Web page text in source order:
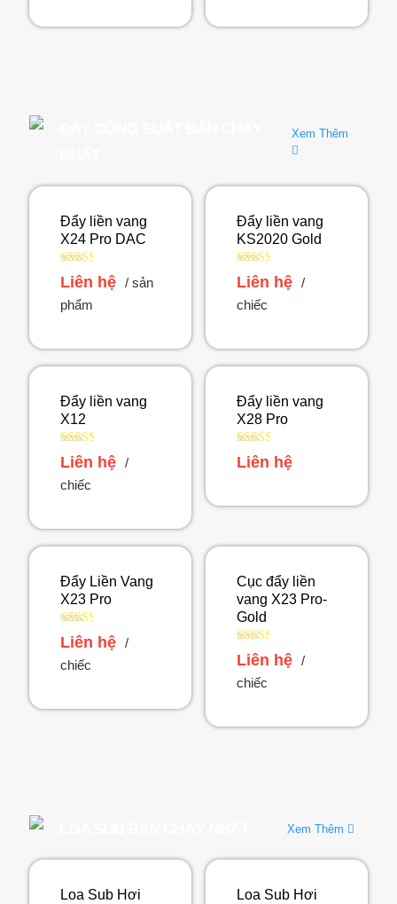
5 sao
5 sao
Xem Thêm
Đẩy liền vang
X24 Pro DAC
Được
xếp
hạng
2.47
Liên hệ / sản
phẩm
Đẩy liền vang
KS2020 Gold
Được
xếp
hạng
2.57
Liên hệ
/
chiếc
Đẩy liền vang
X12
Được
xếp
hạng
2.49
Liên hệ /
chiếc
Đẩy liền vang
X28 Pro
Được
xếp
5 sao
Liên hệ
Đẩy Liền Vang
X23 Pro
Được
xếp
hạng
2.46
Liên hệ /
chiếc
Cục đẩy liền
vang X23 Pro-
Gold
Được
xếp
hạng
2.46
Liên hệ
/
chiếc
Xem Thêm
Loa Sub Hơi
Loa Sub Hơi